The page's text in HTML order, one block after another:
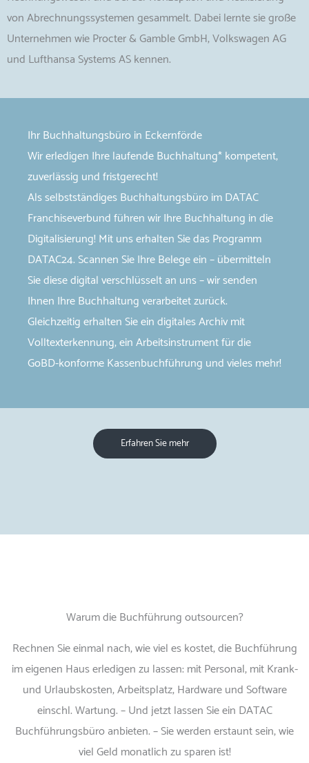
von Abrechnungssystemen gesammelt. Dabei lernte sie große
Unternehmen wie Procter & Gamble GmbH, Volkswagen AG
und Lufthansa Systems AS kennen.
Ihr Buchhaltungsbüro in Eckernförde
Wir erledigen Ihre laufende Buchhaltung* kompetent,
zuverlässig und fristgerecht!
Als selbstständiges Buchhaltungsbüro im DATAC
Franchiseverbund führen wir Ihre Buchhaltung in die
Digitalisierung! Mit uns erhalten Sie das Programm
DATAC24. Scannen Sie Ihre Belege ein – übermitteln
Sie diese digital verschlüsselt an uns – wir senden
Ihnen Ihre Buchhaltung verarbeitet zurück.
Gleichzeitig erhalten Sie ein digitales Archiv mit
Volltexterkennung, ein Arbeitsinstrument für die
GoBD-​konforme Kassenbuchführung und vieles mehr!
Erfahren Sie mehr
Warum die Buchführung outsourcen?
Rechnen Sie einmal nach, wie viel es kostet, die Buchführung
im eigenen Haus erledigen zu lassen: mit Personal, mit Krank-
und Urlaubskosten, Arbeitsplatz, Hardware und Software
einschl. Wartung. – Und jetzt lassen Sie ein DATAC
Buchführungsbüro anbieten. – Sie werden erstaunt sein, wie
viel Geld monatlich zu sparen ist!